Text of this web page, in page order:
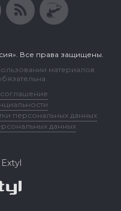
Все права защищены.
материалов
персональных данных
данных